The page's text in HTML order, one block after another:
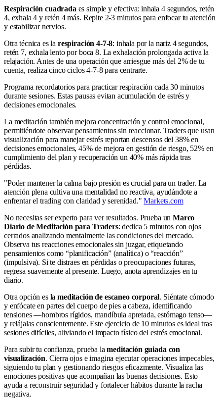
Respiración cuadrada es simple y efectiva: inhala 4 segundos, retén
4, exhala 4 y retén 4 más. Repite 2-3 minutos para enfocar tu atención
y estabilizar nervios.
Otra técnica es la respiración 4-7-8: inhala por la nariz 4 segundos,
retén 7, exhala lento por boca 8. La exhalación prolongada activa la
relajación. Antes de una operación que arriesgue más del 2% de tu
cuenta, realiza cinco ciclos 4-7-8 para centrarte.
Programa recordatorios para practicar respiración cada 30 minutos
durante sesiones. Estas pausas evitan acumulación de estrés y
decisiones emocionales.
La meditación también mejora concentración y control emocional,
permitiéndote observar pensamientos sin reaccionar. Traders que usan
visualización para manejar estrés reportan descensos del 38% en
decisiones emocionales, 45% de mejora en gestión de riesgo, 52% en
cumplimiento del plan y recuperación un 40% más rápida tras
pérdidas.
"Poder mantener la calma bajo presión es crucial para un trader. La
atención plena cultiva una mentalidad no reactiva, ayudándote a
enfrentar el trading con claridad y serenidad."Markets.com
No necesitas ser experto para ver resultados. Prueba unMarco
Diario de Meditación para Traders: dedica 5 minutos con ojos
cerrados analizando mentalmente las condiciones del mercado.
Observa tus reacciones emocionales sin juzgar, etiquetando
pensamientos como “planificación” (analítica) o “reacción”
(impulsiva). Si te distraes en pérdidas o preocupaciones futuras,
regresa suavemente al presente. Luego, anota aprendizajes en tu
diario.
Otra opción es lameditación de escaneo corporal. Siéntate cómodo
y enfócate en partes del cuerpo de pies a cabeza, identificando
tensiones —hombros rígidos, mandíbula apretada, estómago tenso—
y relájalas conscientemente. Este ejercicio de 10 minutos es ideal tras
sesiones difíciles, aliviando el impacto físico del estrés emocional.
Para subir tu confianza, prueba lameditación guiada con
visualización. Cierra ojos e imagina ejecutar operaciones impecables,
siguiendo tu plan y gestionando riesgos eficazmente. Visualiza las
emociones positivas que acompañan las buenas decisiones. Esto
ayuda a reconstruir seguridad y fortalecer hábitos durante la racha
negativa.